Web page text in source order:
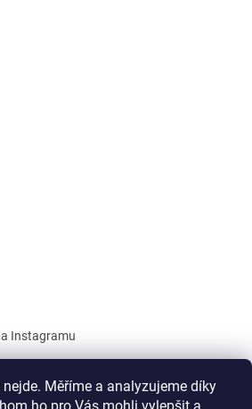
Měříme a analyzujeme díky
Instagramu